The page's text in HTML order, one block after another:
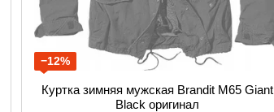
−12%
Куртка зимняя мужская Brandit M65 Giant
Black оригинал